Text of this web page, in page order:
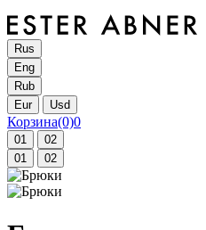
Rus
Eng
Rub
Eur
Usd
Корзина(0)0
01
02
01
02